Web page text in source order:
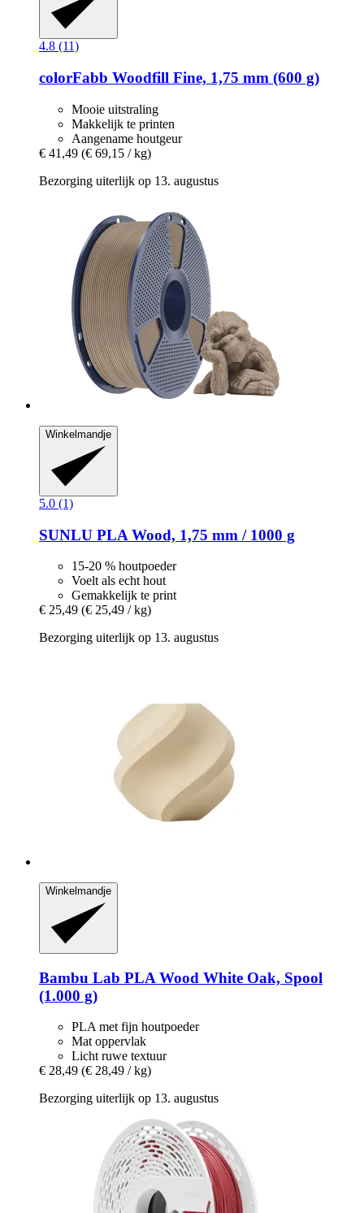
4.8 (11)
colorFabb Woodfill Fine, 1,75 mm (600 g)
Mooie uitstraling
Makkelijk te printen
Aangename houtgeur
€ 41,49 (€ 69,15 / kg)
Bezorging uiterlijk op 13. augustus
Winkelmandje
5.0 (1)
SUNLU PLA Wood, 1,75 mm / 1000 g
15-20 % houtpoeder
Voelt als echt hout
Gemakkelijk te print
€ 25,49 (€ 25,49 / kg)
Bezorging uiterlijk op 13. augustus
Winkelmandje
Bambu Lab PLA Wood White Oak, Spool
(1.000 g)
PLA met fijn houtpoeder
Mat oppervlak
Licht ruwe textuur
€ 28,49 (€ 28,49 / kg)
Bezorging uiterlijk op 13. augustus